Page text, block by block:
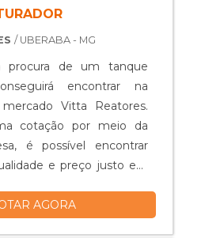
/ UBERABA - MG
procura de um tanque
encontrar na
Vitta Reatores.
cotação por meio da
é possível encontrar
e preço justo em
os colaboradores da
AGORA